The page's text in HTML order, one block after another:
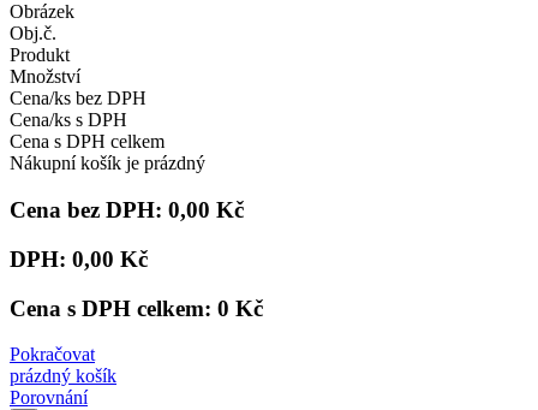
Obrázek
Obj.č.
Produkt
Množství
Cena/ks bez DPH
Cena/ks s DPH
Cena s DPH celkem
Nákupní košík je prázdný
Cena bez DPH: 0,00 Kč
DPH: 0,00 Kč
Cena s DPH celkem: 0 Kč
Pokračovat
prázdný košík
Porovnání